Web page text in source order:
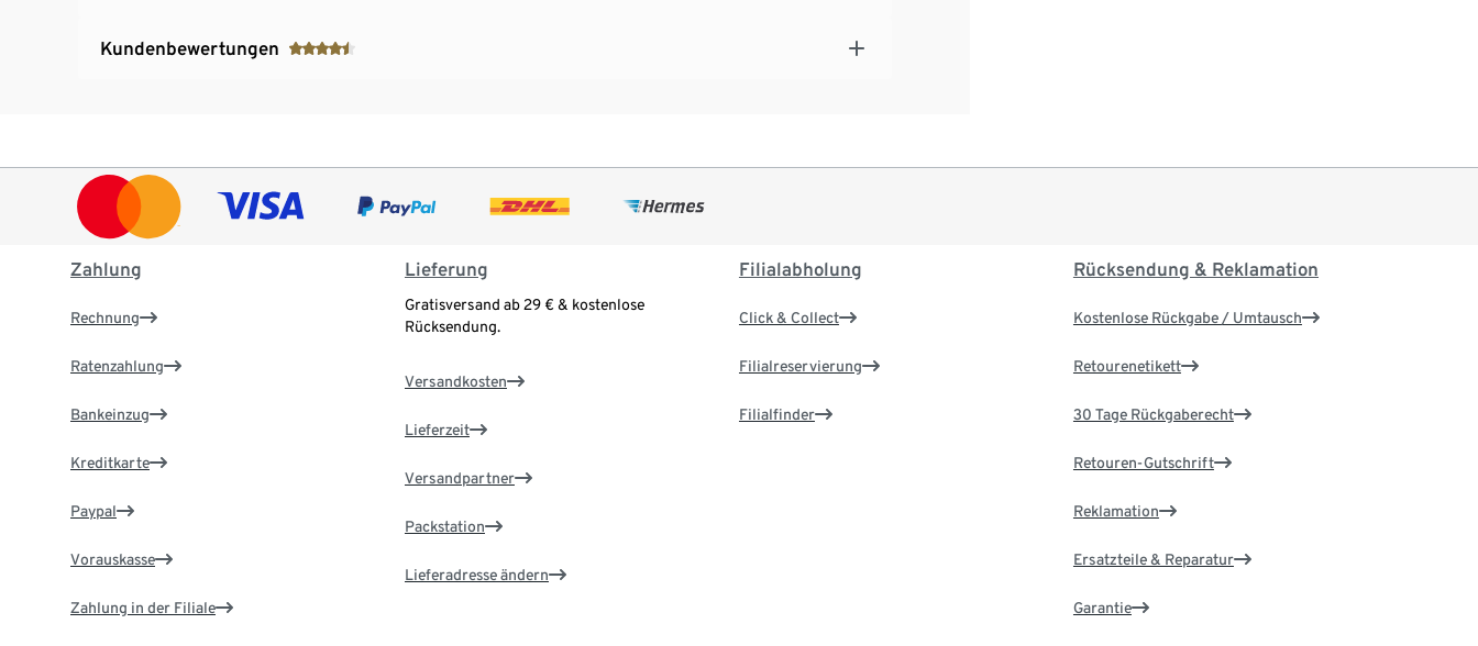
Kundenbewertungen
Zahlung
Rechnung
Ratenzahlung
Bankeinzug
Kreditkarte
Paypal
Vorauskasse
Zahlung in der Filiale
Lieferung
Gratisversand ab 29 € & kostenlose
Rücksendung.
Versandkosten
Lieferzeit
Versandpartner
Packstation
Lieferadresse ändern
Filialabholung
Click & Collect
Filialreservierung
Filialfinder
Rücksendung & Reklamation
Kostenlose Rückgabe / Umtausch
Retourenetikett
30 Tage Rückgaberecht
Retouren-Gutschrift
Reklamation
Ersatzteile & Reparatur
Garantie